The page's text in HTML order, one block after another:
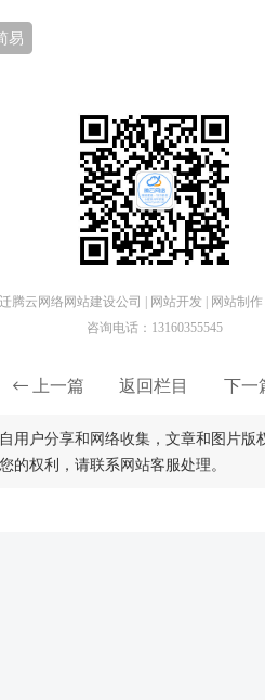
易
腾云网络网站建设公司 | 网站开发 | 网站制作
咨询电话：13160355545
上一篇 返回栏目 下一
用户分享和网络收集，文章和图片版
的权利，请联系网站客服处理。